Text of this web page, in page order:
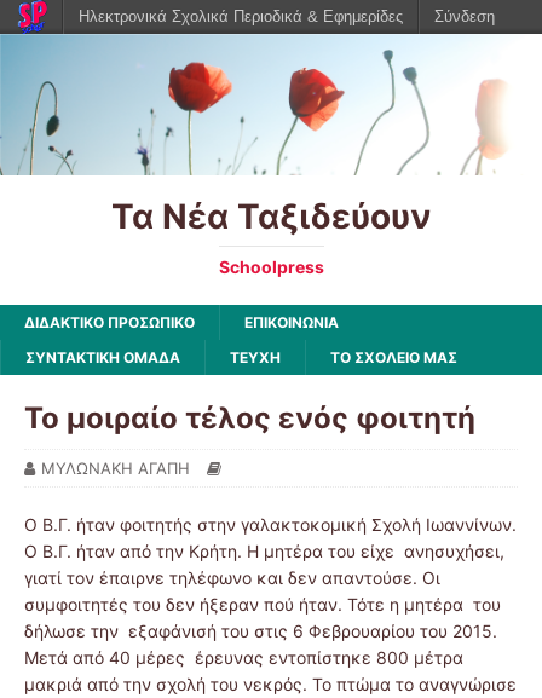
Τα Νέα Ταξιδεύουν
Schoolpress
ΔΙΔΑΚΤΙΚΟ ΠΡΟΣΩΠΙΚΟ
ΕΠΙΚΟΙΝΩΝΙΑ
ΣΥΝΤΑΚΤΙΚΗ ΟΜΑΔΑ
ΤΕΥΧΗ ΤΟ ΣΧΟΛΕΙΟ ΜΑΣ
Το μοιραίο τέλος ενός φοιτητή
ΜΥΛΩΝΑΚΗ ΑΓΑΠΗ
Ο Β.Γ. ήταν φοιτητής στην γαλακτοκομική Σχολή Ιωαννίνων.
Ο Β.Γ. ήταν από την Κρήτη. Η μητέρα του είχε ανησυχήσει,
γιατί τον έπαιρνε τηλέφωνο και δεν απαντούσε. Οι
συμφοιτητές του δεν ήξεραν πού ήταν. Τότε η μητέρα του
δήλωσε την εξαφάνισή του στις 6 Φεβρουαρίου του 2015.
Μετά από 40 μέρες έρευνας εντοπίστηκε 800 μέτρα
μακριά από την σχολή του νεκρός. Το πτώμα το αναγνώρισε
Ηλεκτρονικά Σχολικά Περιοδικά & Εφημερίδες Σύνδεση